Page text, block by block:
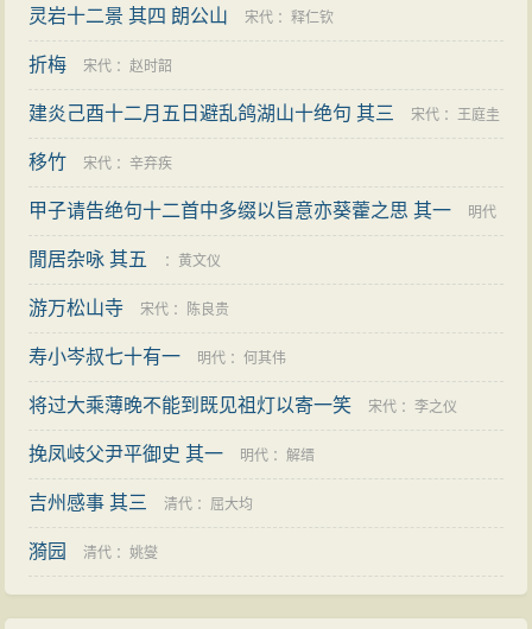
灵岩十二景 其四 朗公山 宋代 ：释仁钦
折梅 宋代 ：赵时韶
建炎己酉十二月五日避乱鸽湖山十绝句 其三 宋代 ：王庭圭
移竹 宋代 ：辛弃疾
甲子请告绝句十二首中多缀以旨意亦葵藿之思 其一 明代
：林熙春
閒居杂咏 其五 ：黄文仪
游万松山寺 宋代 ： 陈良贵
寿小岑叔七十有一 明代 ：何其伟
将过大乘薄晚不能到既见祖灯以寄一笑 宋代 ：李之仪
挽凤岐父尹平御史 其一 明代 ：解缙
吉州感事 其三 清代 ： 屈大均
漪园 清代 ：姚燮